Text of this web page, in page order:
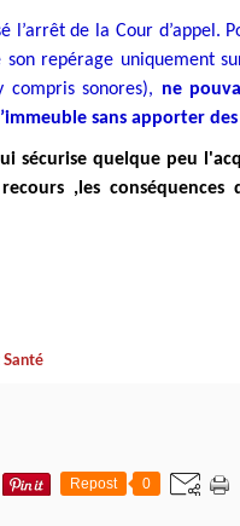
l’arrêt de la Cour d’appel.
repérage uniquement
compris sonores), ne
sans apporter
sécurise quelque peu
,les
Santé
Repost 0